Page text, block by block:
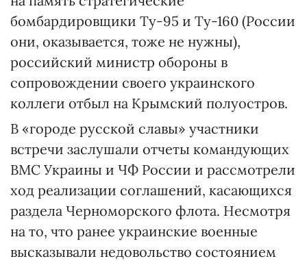
бомбардировщики Ту-95 и Ту-160 (России
они, оказывается, тоже не нужны),
российский министр обороны в
сопровождении своего украинского
коллеги отбыл на Крымский полуостров.
В «городе русской славы» участники
встречи заслушали отчеты командующих
ВМС Украины и ЧФ России и рассмотрели
ход реализации соглашений, касающихся
раздела Черноморского флота. Несмотря
на то, что ранее украинские военные
высказывали недовольство состоянием